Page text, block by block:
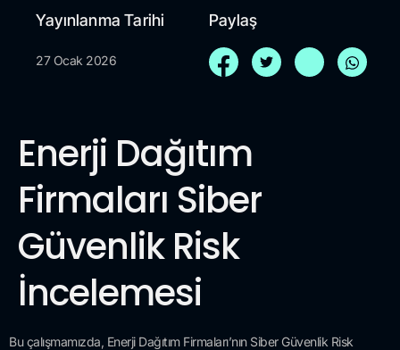
Yayınlanma Tarihi
27 Ocak 2026
Paylaş
Enerji Dağıtım
Firmaları Siber
Güvenlik Risk
İncelemesi
Bu çalışmamızda, Enerji Dağıtım Firmaları’nın Siber Güvenlik Risk